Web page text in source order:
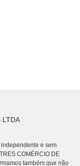
LTDA
independente e sem
COMÉRCIO DE
também que não